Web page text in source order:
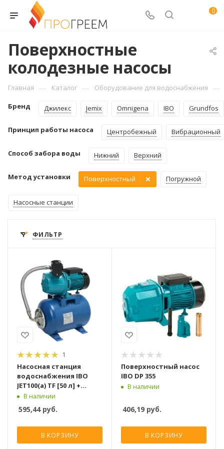
0
Поверхностные
колодезные насосы
Главная — Каталог — Оборудование для водоснабжения —
Бренд Джилекс Jemix Omnigena IBO Grundfos
Принцип работы насоса Центробежный Вибрационный
Способ забора воды Нижний Верхний
Метод установки Поверхностный Погружной
Насосные станции
ФИЛЬТР
1
Насосная станция
водоснабжения IBO
JET100(a) TF [50 л] +
сух,ход
В наличии
595,44руб.
В КОРЗИНУ
Поверхностный насос
IBO DP 355
В наличии
406,19 руб.
В КОРЗИНУ